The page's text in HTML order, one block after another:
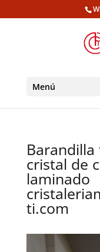
Menú
cristal de
laminado
ti.com